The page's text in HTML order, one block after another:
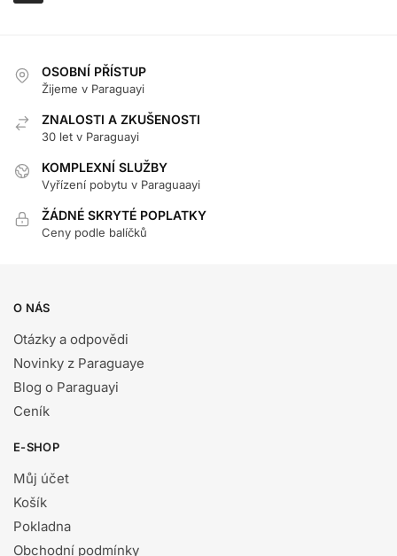
OSOBNÍ PŘÍSTUP
Žijeme v Paraguayi
ZNALOSTI A ZKUŠENOSTI
30 let v Paraguayi
KOMPLEXNÍ SLUŽBY
Vyřízení pobytu v Paraguaayi
ŽÁDNÉ SKRYTÉ POPLATKY
Ceny podle balíčků
O NÁS
Otázky a odpovědi
Novinky z Paraguaye
Blog o Paraguayi
Ceník
E-SHOP
Můj účet
Košík
Pokladna
Obchodní podmínky